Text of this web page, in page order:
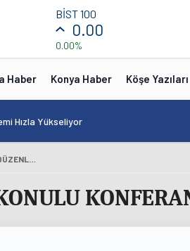
BİST 100
0.00
0.00%
Haber Konya Haber Köşe Yazıları
Hızla Yükseliyor
ÇUMRA’DA ‘’MEDYA OKURYAZARLIĞI’’ KONULU KONFERANS DÜZENLENDİ